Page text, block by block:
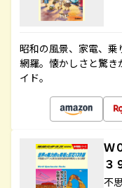
昭和の風景、家電、
網羅。懐かしさと驚
イド。
Ｗ
３
不